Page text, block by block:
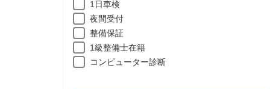
1日車検
夜間受付
整備保証
1級整備士在籍
コンピューター診断